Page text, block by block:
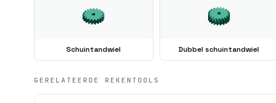
Schuintandwiel Dubbel schuintandwiel
GERELATEERDE REKENTOOLS